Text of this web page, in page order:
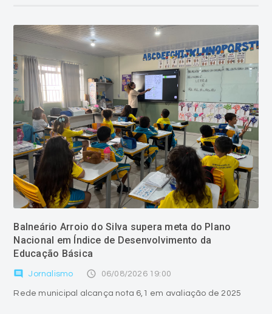
Balneário Arroio do Silva supera meta do Plano
Nacional em Índice de Desenvolvimento da
Educação Básica
comment Jornalismo access_time 06/08/2026 19:00
Rede municipal alcança nota 6,1 em avaliação de 2025